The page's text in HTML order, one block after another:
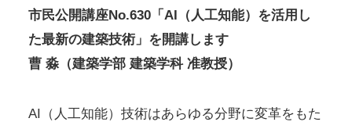
市民公開講座No.630「AI（人工知能）を活用し
た最新の建築技術」を開講します
曹 淼（建築学部 建築学科 准教授）
AI（人工知能）技術はあらゆる分野に変革をもた